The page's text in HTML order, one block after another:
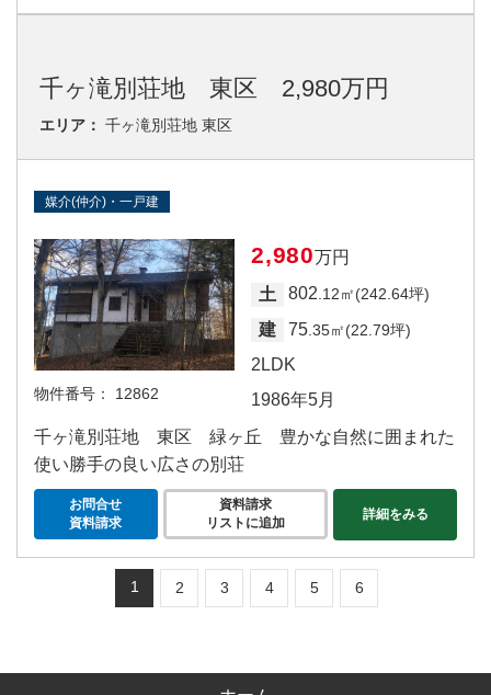
千ヶ滝別荘地 東区 2,980万円
エリア： 千ヶ滝別荘地 東区
媒介(仲介)・一戸建
物件番号： 12862
2,980万円
土
802 .12㎡(242.64坪)
建 75 .35㎡(22.79坪)
2LDK
1986年5月
千ヶ滝別荘地 東区 緑ヶ丘 豊かな自然に囲まれた
使い勝手の良い広さの別荘
お問合せ
資料請求
資料請求
リストに追加
詳細をみる
1 2 3 4 5 6